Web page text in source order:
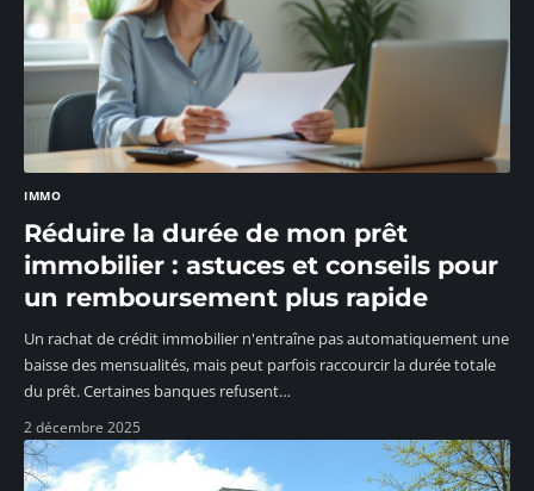
IMMO
Réduire la durée de mon prêt
immobilier : astuces et conseils pour
un remboursement plus rapide
Un rachat de crédit immobilier n'entraîne pas automatiquement une
baisse des mensualités, mais peut parfois raccourcir la durée totale
du prêt. Certaines banques refusent…
2 décembre 2025